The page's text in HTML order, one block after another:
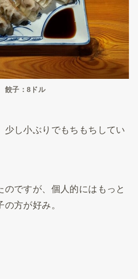
餃子：8ドル
少し小ぶりでもちもちしてい
のですが、個人的にはもっと
方が好み。